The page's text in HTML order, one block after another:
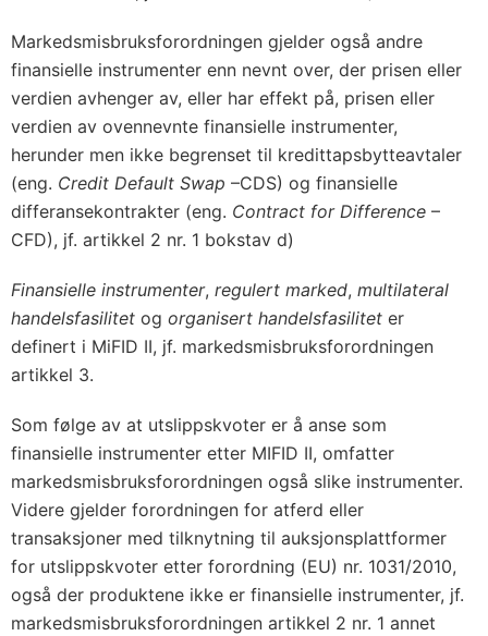
Markedsmisbruksforordningen gjelder også andre
finansielle instrumenter enn nevnt over, der prisen eller
verdien avhenger av, eller har effekt på, prisen eller
verdien av ovennevnte finansielle instrumenter,
herunder men ikke begrenset til kredittapsbytteavtaler
(eng. Credit Default Swap –CDS) og finansielle
differansekontrakter (eng. Contract for Difference –
CFD), jf. artikkel 2 nr. 1 bokstav d)
Finansielle instrumenter, regulert marked, multilateral
handelsfasilitet og organisert handelsfasilitet er
definert i MiFID II, jf. markedsmisbruksforordningen
artikkel 3.
Som følge av at utslippskvoter er å anse som
finansielle instrumenter etter MIFID II, omfatter
markedsmisbruksforordningen også slike instrumenter.
Videre gjelder forordningen for atferd eller
transaksjoner med tilknytning til auksjonsplattformer
for utslippskvoter etter forordning (EU) nr. 1031/2010,
også der produktene ikke er finansielle instrumenter, jf.
markedsmisbruksforordningen artikkel 2 nr. 1 annet